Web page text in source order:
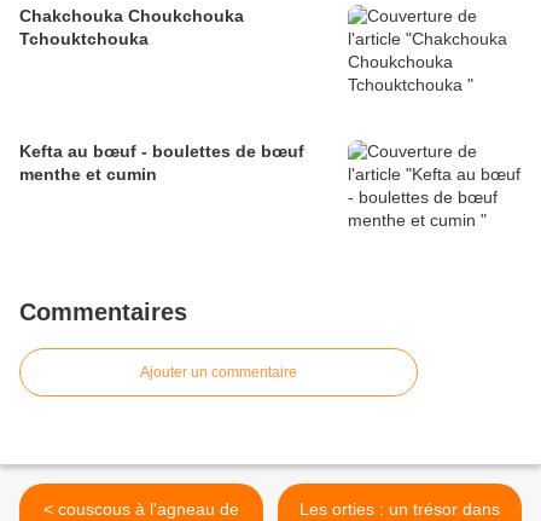
Chakchouka Choukchouka
Tchouktchouka
Kefta au bœuf - boulettes de bœuf
menthe et cumin
Commentaires
Ajouter un commentaire
< couscous à l'agneau de
Les orties : un trésor dans